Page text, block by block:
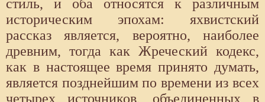
стиль, и оба относятся к различным
историческим эпохам: яхвистский
рассказ является, вероятно, наиболее
древним, тогда как Жреческий кодекс,
как в настоящее время принято думать,
является позднейшим по времени из всех
четырех источников, объединенных в